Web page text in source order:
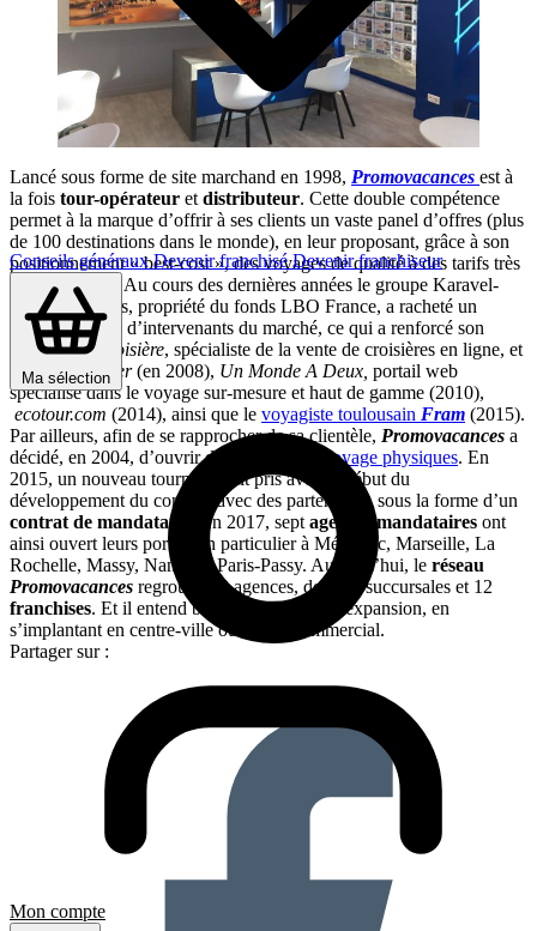
Conseils générauxDevenir franchiséDevenir franchiseur
Ma sélection
Mon compte
Lancé sous forme de site marchand en 1998, Promovacances est à
la fois tour-opérateur et distributeur. Cette double compétence
permet à la marque d’offrir à ses clients un vaste panel d’offres (plus
de 100 destinations dans le monde), en leur proposant, grâce à son
positionnement « best-cost », des voyages de qualité à des tarifs très
concurrentiels. Au cours des dernières années le groupe Karavel-
Promovacances, propriété du fonds LBO France, a racheté un
certain nombre d’intervenants du marché, ce qui a renforcé son
assise :AB Croisière, spécialiste de la vente de croisières en ligne, et
Partir Pas Cher(en 2008), Un Monde A Deux, portail web
spécialisé dans le voyage sur-mesure et haut de gamme (2010),
ecotour.com (2014), ainsi que le voyagiste toulousain Fram (2015).
Par ailleurs, afin de se rapprocher de sa clientèle, Promovacances a
décidé, en 2004, d’ouvrir des
agences de voyage physiques. En
2015, un nouveau tournant était pris avec le début du
développement du concept avec des partenaires, sous la forme d’un
contrat de mandataire
. En 2017, sept agences mandataires ont
ainsi ouvert leurs portes, en particulier à Mérignac, Marseille, La
Rochelle, Massy, Nancy et Paris-Passy. Aujourd’hui, le réseau
Promovacances regroupe 60 agences, dont 48 succursales et 12
franchises. Et il entend bien poursuivre son expansion, en
s’implantant en centre-ville ou centre commercial.
Partager sur :